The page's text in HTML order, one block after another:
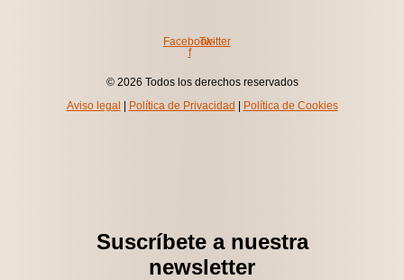
Facebook-
f
Twitter
© 2026 Todos los derechos reservados
Aviso legal
Política de Privacidad Política de Cookies
Suscríbete a nuestra
newsletter